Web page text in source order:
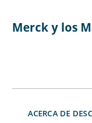
Merck y los
ACERCA DE